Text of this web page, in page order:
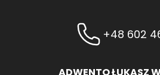
+48 602